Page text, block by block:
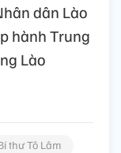
dân Lào
hành Trung
Lào
thư Tô Lâm